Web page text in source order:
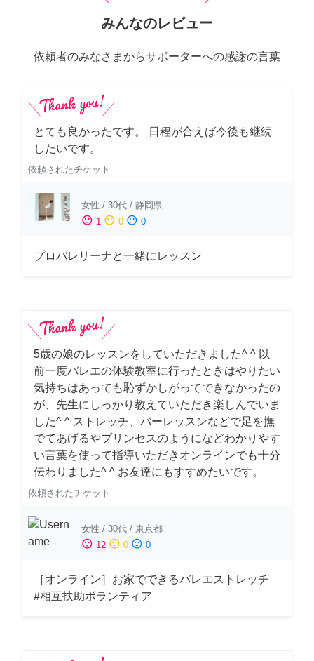
みんなのレビュー
依頼者のみなさまからサポーターへの感謝の言葉
とても良かったです。 日程が合えば今後も継続
したいです。
依頼されたチケット
女性 / 30代 / 静岡県
sentiment_satisfied 1 sentiment_neutral 0 sentiment_dissatisfied 0
プロバレリーナと一緒にレッスン
5歳の娘のレッスンをしていただきました^ ^ 以
前一度バレエの体験教室に行ったときはやりたい
気持ちはあっても恥ずかしがってできなかったの
が、先生にしっかり教えていただき楽しんでいま
した^ ^ ストレッチ、バーレッスンなどで足を撫
でてあげるやプリンセスのようになどわかりやす
い言葉を使って指導いただきオンラインでも十分
伝わりました^ ^ お友達にもすすめたいです。
依頼されたチケット
女性 / 30代 / 東京都
sentiment_satisfied 12 sentiment_neutral 0 sentiment_dissatisfied 0
［オンライン］お家でできるバレエストレッチ
#相互扶助ボランティア